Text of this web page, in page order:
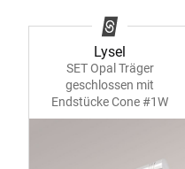
Lysel
SET Opal Träger
geschlossen mit
Endstücke Cone #1W